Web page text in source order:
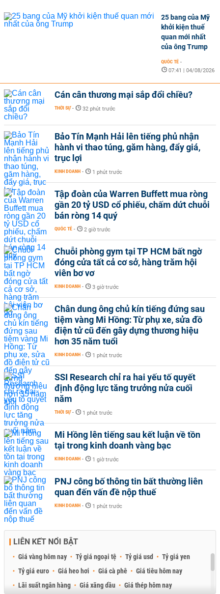
25 bang của Mỹ
khởi kiện thuế
quan mới nhất
của ông Trump
QUỐC TẾ -
07:41 | 04/08/2026
Cán cân thương mại sắp đổi chiều?
THỜI SỰ - 32 phút trước
Bảo Tín Mạnh Hải lên tiếng phủ nhận
hành vi thao túng, găm hàng, đẩy giá,
trục lợi
KINH DOANH - 1 phút trước
Tập đoàn của Warren Buffett mua ròng
gần 20 tỷ USD cổ phiếu, chấm dứt chuỗi
bán ròng 14 quý
QUỐC TẾ - 2 giờ trước
Chuỗi phòng gym tại TP HCM bất ngờ
đóng cửa tất cả cơ sở, hàng trăm hội
viên bơ vơ
KINH DOANH - 3 giờ trước
Chân dung ông chủ kín tiếng đứng sau
tiệm vàng Mi Hồng: Từ phụ xe, sửa đồ
điện tử cũ đến gây dựng thương hiệu
hơn 35 năm tuổi
KINH DOANH - 1 phút trước
SSI Research chỉ ra hai yếu tố quyết
định động lực tăng trưởng nửa cuối
năm
THỜI SỰ - 1 phút trước
Mi Hồng lên tiếng sau kết luận về tồn
tại trong kinh doanh vàng bạc
KINH DOANH - 1 giờ trước
PNJ công bố thông tin bất thường liên
quan đến vấn đề nộp thuế
KINH DOANH - 1 phút trước
LIÊN KẾT NỔI BẬT
Giá vàng hôm nay Tỷ giá ngoại tệ Tỷ giá usd
Tỷ giá yen
Tỷ giá euro
Giá heo hơi Giá cà phê
Giá tiêu hôm nay
Lãi suất ngân hàng
Giá xăng dầu Giá thép hôm nay